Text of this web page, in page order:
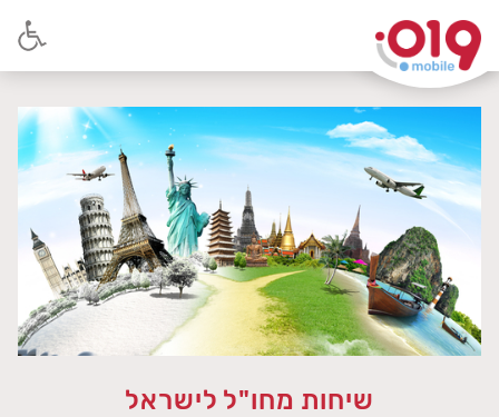
שיחות מחו"ל לישראל